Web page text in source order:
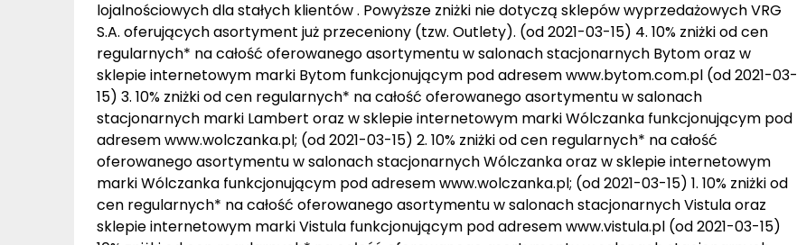
lojalnościowych dla stałych klientów . Powyższe zniżki nie dotyczą sklepów wyprzedażowych VRG
S.A. oferujących asortyment już przeceniony (tzw. Outlety). (od 2021-03-15) 4. 10% zniżki od cen
regularnych* na całość oferowanego asortymentu w salonach stacjonarnych Bytom oraz w
sklepie internetowym marki Bytom funkcjonującym pod adresem www.bytom.com.pl (od 2021-03-
15) 3. 10% zniżki od cen regularnych* na całość oferowanego asortymentu w salonach
stacjonarnych marki Lambert oraz w sklepie internetowym marki Wólczanka funkcjonującym pod
adresem www.wolczanka.pl; (od 2021-03-15) 2. 10% zniżki od cen regularnych* na całość
oferowanego asortymentu w salonach stacjonarnych Wólczanka oraz w sklepie internetowym
marki Wólczanka funkcjonującym pod adresem www.wolczanka.pl; (od 2021-03-15) 1. 10% zniżki od
cen regularnych* na całość oferowanego asortymentu w salonach stacjonarnych Vistula oraz
sklepie internetowym marki Vistula funkcjonującym pod adresem www.vistula.pl (od 2021-03-15)